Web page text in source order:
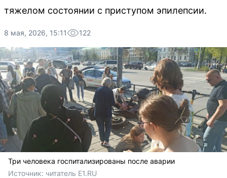
тяжелом состоянии с приступом эпилепсии.
8 мая, 2026, 15:11 122
Три человека госпитализированы после аварии
Источник: читатель Е1.RU